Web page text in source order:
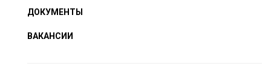
ДОКУМЕНТЫ
ВАКАНСИИ